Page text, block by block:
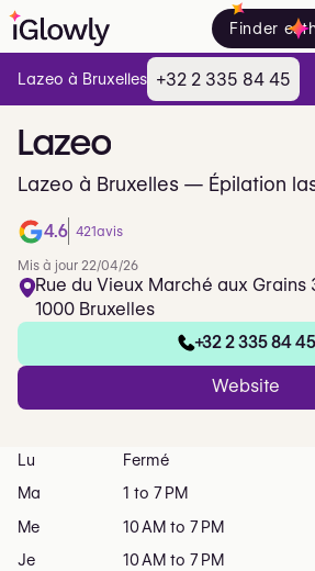
Finder
Lazeo
Lazeo à Bruxelles — Épilation
4.6 421avis
Mis à jour 22/04/26
Rue du Vieux Marché aux Grains
1000 Bruxelles
+32 2 335 84 45
Website
Lu
Fermé
Ma
1 to 7 PM
Me
10 AM to 7 PM
Je
10 AM to 7 PM
Lazeo à Bruxelles +32 2 335 84 45